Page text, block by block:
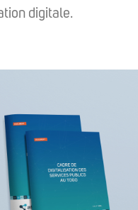
digitale.